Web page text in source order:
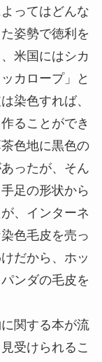
ってはどんな
姿勢で徳利を
米国にはシカ
カロープ」と
染色すれば、
ることができ
色地に黒色の
ったが、そん
足の形状から
、インターネ
色毛皮を売っ
だから、ホッ
ンダの毛皮を
関する本が流
受けられるこ